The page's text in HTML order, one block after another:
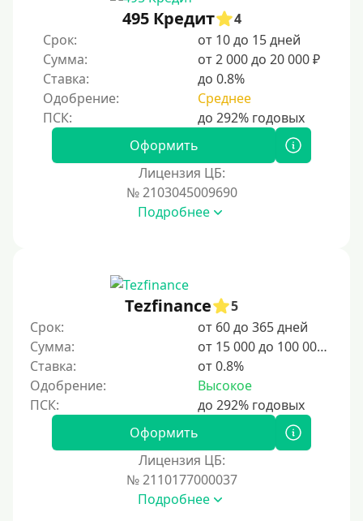
495 Кредит
4
Срок:
от 10 до 15 дней
Сумма:
от 2 000 до 20 000 ₽
Ставка:
до 0.8%
Одобрение:
Среднее
Оформить
Лицензия ЦБ:
№ 2103045009690
Подробнее
Tezfinance
5
Срок:
от 60 до 365 дней
Сумма:
от 15 000 до 100 000 ₽
Ставка:
от 0.8%
Одобрение:
Высокое
Оформить
Лицензия ЦБ:
№ 2110177000037
Подробнее